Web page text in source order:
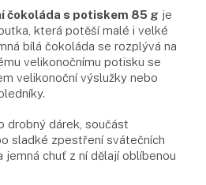
čokoláda s potiskem 85 g je
která potěší malé i velké
bílá čokoláda se rozplývá na
velikonočnímu potisku se
velikonoční výslužky nebo
drobný dárek, součást
sladké zpestření svátečních
jemná chuť z ní dělají oblíbenou